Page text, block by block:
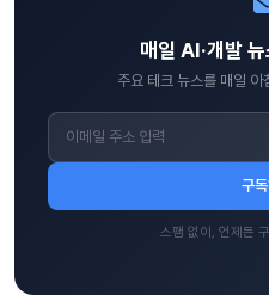
매일 AI·개발
주요 테크 뉴스를 매일
구독
스팸 없이, 언제든